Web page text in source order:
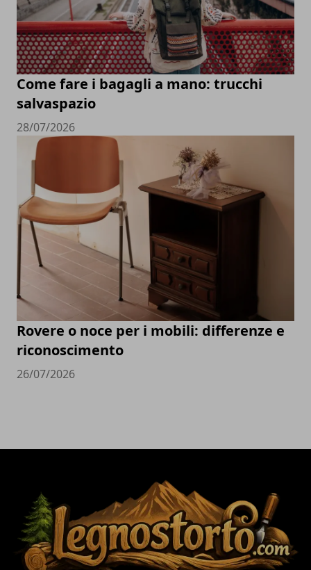
Come fare i bagagli a mano: trucchi
salvaspazio
28/07/2026
Rovere o noce per i mobili: differenze e
riconoscimento
26/07/2026